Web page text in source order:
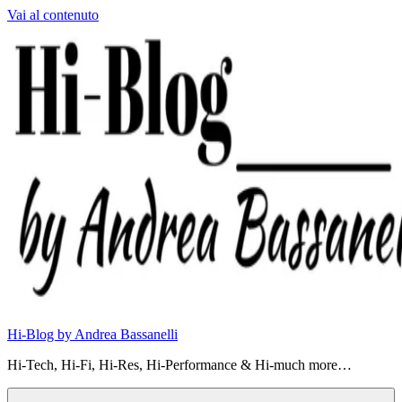
Vai al contenuto
Hi-Blog by Andrea Bassanelli
Hi-Tech, Hi-Fi, Hi-Res, Hi-Performance & Hi-much more…